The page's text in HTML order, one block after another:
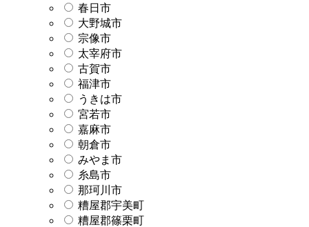
春日市
大野城市
宗像市
太宰府市
古賀市
福津市
うきは市
宮若市
嘉麻市
朝倉市
みやま市
糸島市
那珂川市
糟屋郡宇美町
糟屋郡篠栗町